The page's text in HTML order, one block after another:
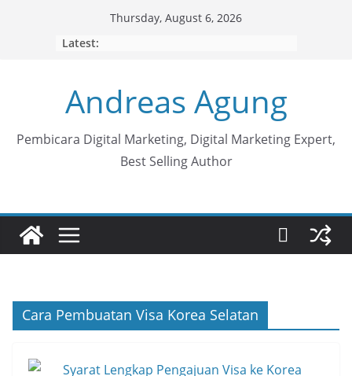
Thursday, August 6, 2026
Latest:
Andreas Agung
Pembicara Digital Marketing, Digital Marketing Expert,
Best Selling Author
Cara Pembuatan Visa Korea Selatan